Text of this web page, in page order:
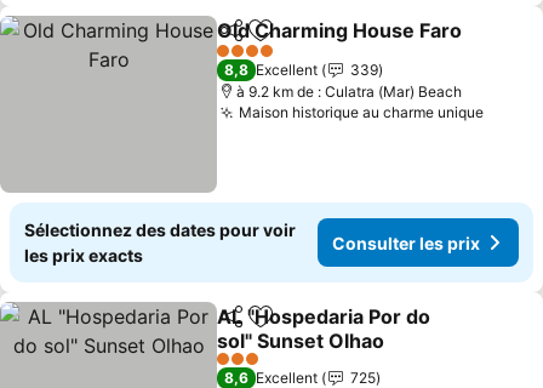
PartagerAjouter à mes favoris
Old Charming House Faro
4 Étoiles
8,8 Excellent
339
à 9.2 km de : Culatra (Mar) Beach
Maison historique au charme unique
Sélectionnez des dates pour voir
les prix exacts
Consulter les prix
PartagerAjouter à mes favoris
AL "Hospedaria Por do
sol" Sunset Olhao
Consulter les prix
3 Étoiles
8,6 Excellent
725